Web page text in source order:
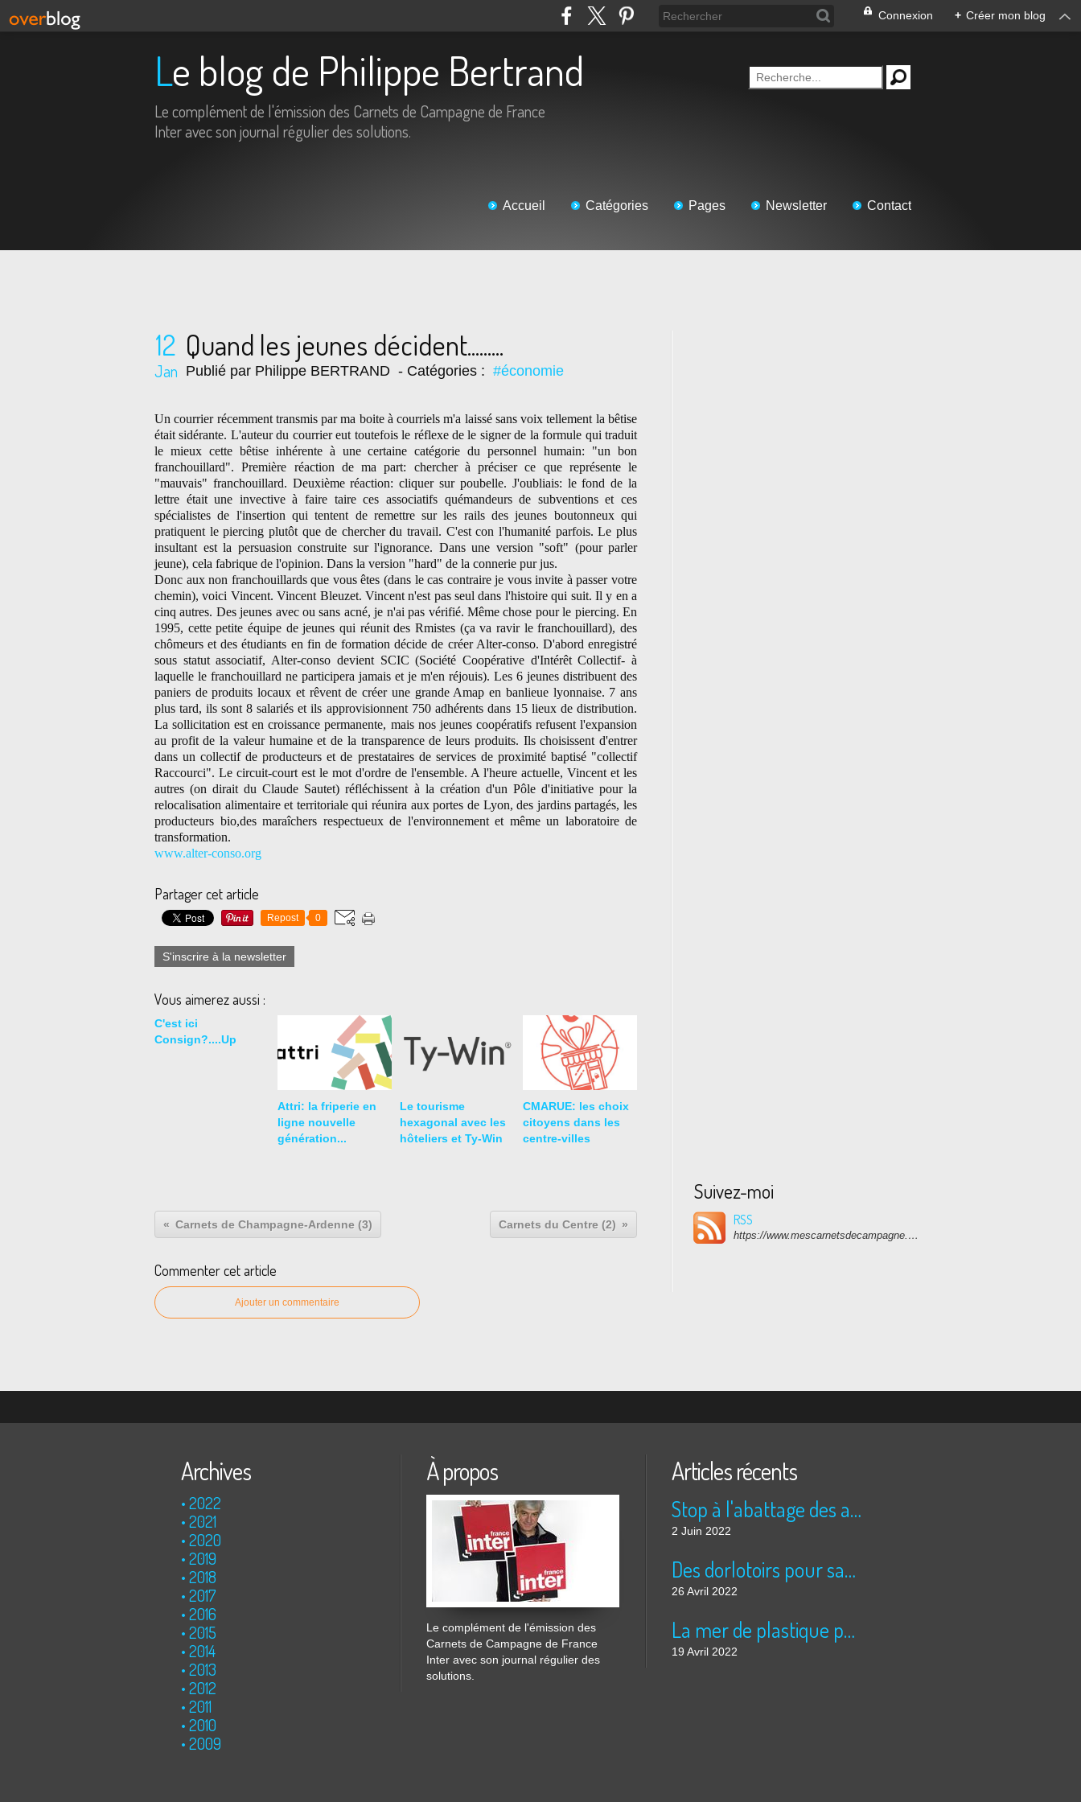
Connexion + Créer mon blog
Le blog de Philippe Bertrand
Le complément de l'émission des Carnets de Campagne de France
Inter avec son journal régulier des solutions.
Accueil Catégories Pages Newsletter Contact
12
Jan
Quand les jeunes décident.........
Publié par Philippe BERTRAND - Catégories : #économie
Un courrier récemment transmis par ma boite à courriels m'a laissé sans voix tellement la bêtise
était sidérante. L'auteur du courrier eut toutefois le réflexe de le signer de la formule qui traduit
le mieux cette bêtise inhérente à une certaine catégorie du personnel humain: "un bon
franchouillard". Première réaction de ma part: chercher à préciser ce que représente le
"mauvais" franchouillard. Deuxième réaction: cliquer sur poubelle. J'oubliais: le fond de la
lettre était une invective à faire taire ces associatifs quémandeurs de subventions et ces
spécialistes de l'insertion qui tentent de remettre sur les rails des jeunes boutonneux qui
pratiquent le piercing plutôt que de chercher du travail. C'est con l'humanité parfois. Le plus
insultant est la persuasion construite sur l'ignorance. Dans une version "soft" (pour parler
jeune), cela fabrique de l'opinion. Dans la version "hard" de la connerie pur jus.
Donc aux non franchouillards que vous êtes (dans le cas contraire je vous invite à passer votre
chemin), voici Vincent. Vincent Bleuzet. Vincent n'est pas seul dans l'histoire qui suit. Il y en a
cinq autres. Des jeunes avec ou sans acné, je n'ai pas vérifié. Même chose pour le piercing. En
1995, cette petite équipe de jeunes qui réunit des Rmistes (ça va ravir le franchouillard), des
chômeurs et des étudiants en fin de formation décide de créer Alter-conso. D'abord enregistré
sous statut associatif, Alter-conso devient SCIC (Société Coopérative d'Intérêt Collectif- à
laquelle le franchouillard ne participera jamais et je m'en réjouis). Les 6 jeunes distribuent des
paniers de produits locaux et rêvent de créer une grande Amap en banlieue lyonnaise. 7 ans
plus tard, ils sont 8 salariés et ils approvisionnent 750 adhérents dans 15 lieux de distribution.
La sollicitation est en croissance permanente, mais nos jeunes coopératifs refusent l'expansion
au profit de la valeur humaine et de la transparence de leurs produits. Ils choisissent d'entrer
dans un collectif de producteurs et de prestataires de services de proximité baptisé "collectif
Raccourci". Le circuit-court est le mot d'ordre de l'ensemble. A l'heure actuelle, Vincent et les
autres (on dirait du Claude Sautet) réfléchissent à la création d'un Pôle d'initiative pour la
relocalisation alimentaire et territoriale qui réunira aux portes de Lyon, des jardins partagés, les
producteurs bio,des maraîchers respectueux de l'environnement et même un laboratoire de
transformation.
www.alter-conso.org
Partager cet article
Repost 0
S'inscrire à la newsletter
Vous aimerez aussi :
C'est ici
Consign?....Up
Attri: la friperie en
ligne nouvelle
génération...
Le tourisme
hexagonal avec les
hôteliers et Ty-Win
CMARUE: les choix
citoyens dans les
centre-villes
Carnets de Champagne-Ardenne (3) Carnets du Centre (2)
Commenter cet article
Ajouter un commentaire
Suivez-moi
RSS
https://www.mescarnetsdecampagne.com/rss
Archives
2022
2021
2020
2019
2018
2017
2016
2015
2014
2013
2012
2011
2010
2009
À propos
Le complément de l'émission des
Carnets de Campagne de France
Inter avec son journal régulier des
solutions.
Articles récents
Stop à l'abattage des arbres!!!!
2 Juin 2022
Des dorlotoirs pour sauver les abeilles sauvages....
26 Avril 2022
La mer de plastique pour légumes à échelle inhumaine, à Almeria: 5 fois la superficie de Paris....
19 Avril 2022